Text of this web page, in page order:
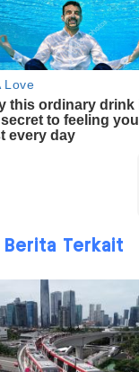
Berita Terkait